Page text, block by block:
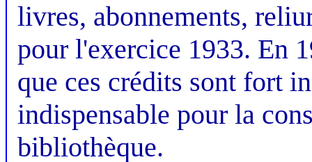
livres, abonnements,
pour l'exercice 1933. En
que ces crédits sont fort
indispensable pour la
bibliothèque.